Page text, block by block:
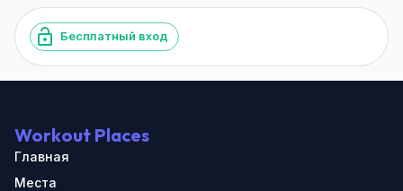
Бесплатный вход
Workout Places
Главная
Места